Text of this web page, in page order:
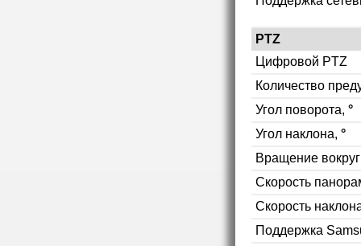
PTZ
Цифровой PTZ
Количество
Угол поворота, °
Угол наклона, °
Вращение
Скорость
Скорость
Поддержка